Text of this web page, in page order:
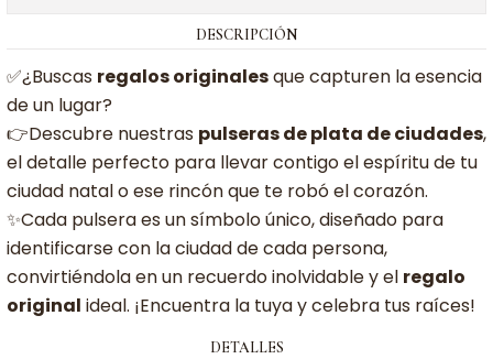
DESCRIPCIÓN
✅¿Buscas regalos originalesque capturen la esencia
de un lugar?
👉Descubre nuestras pulseras de plata de ciudades,
el detalle perfecto para llevar contigo el espíritu de tu
ciudad natal o ese rincón que te robó el corazón.
✨Cada pulsera es un símbolo único, diseñado para
identificarse con la ciudad de cada persona,
convirtiéndola en un recuerdo inolvidable y el regalo
original ideal. ¡Encuentra la tuya y celebra tus raíces!
DETALLES